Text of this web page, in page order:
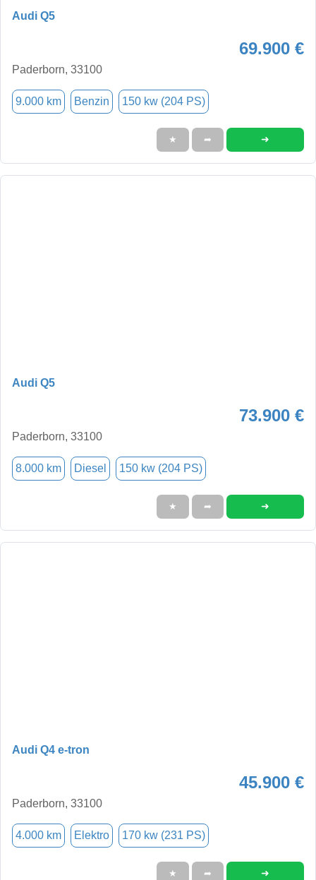
Audi Q5
69.900 €
Paderborn, 33100
9.000 km Benzin 150 kw (204 PS)
★ ➦ ➜
Audi Q5
73.900 €
Paderborn, 33100
8.000 km Diesel 150 kw (204 PS)
★ ➦ ➜
Audi Q4 e-tron
45.900 €
Paderborn, 33100
4.000 km Elektro 170 kw (231 PS)
★ ➦ ➜